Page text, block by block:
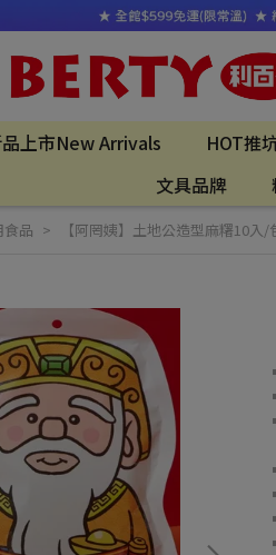
上市New Arrivals HOT推
文具品牌
品 【阿罔姨】土地公造型麻糬10入/